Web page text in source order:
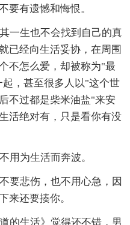
要有遗憾和悔恨。
一生也不会找到自己的真
已经向生活妥协，在周围
不怎么爱，却被称为"最
，甚至很多人以"这个世
不过都是柴米油盐"来安
活绝对有，只是看你有没
用为生活而奔波。
要悲伤，也不用心急，因
来还要揍你。
的生活》觉得还不错，男